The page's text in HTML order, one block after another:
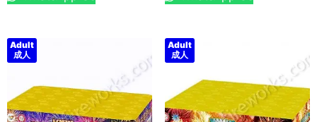
Adult
成人
Adult
成人